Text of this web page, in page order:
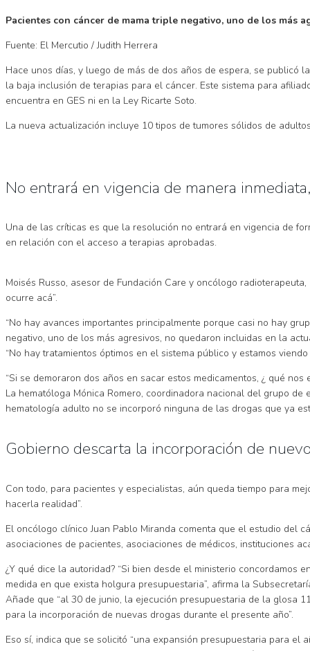
Pacientes con cáncer de mama triple negativo, uno de los más
Fuente: El Mercutio / Judith Herrera
Hace unos días, y luego de más de dos años de espera, se publicó
la baja inclusión de terapias para el cáncer. Este sistema para
encuentra en GES ni en la Ley Ricarte Soto.
La nueva actualización incluye 10 tipos de tumores sólidos de
No entrará en vigencia de manera
Una de las críticas es que la resolución no entrará en vigencia de
en relación con el acceso a terapias aprobadas.
Moisés Russo, asesor de Fundación Care y oncólogo
ocurre acá”.
“No hay avances importantes principalmente porque casi no hay
negativo, uno de los más agresivos, no quedaron incluidas en la
“No hay tratamientos óptimos en el sistema público y estamos
“Si se demoraron dos años en sacar estos medicamentos, ¿ qué
La hematóloga Mónica Romero, coordinadora nacional del grupo
hematología adulto no se incorporó ninguna de las drogas que ya
Gobierno descarta la incorporación de
Con todo, para pacientes y especialistas, aún queda tiempo para
hacerla realidad”.
El oncólogo clínico Juan Pablo Miranda comenta que el estudio del
asociaciones de pacientes, asociaciones de médicos, instituciones
¿Y qué dice la autoridad? “Si bien desde el ministerio
medida en que exista holgura presupuestaria”, afirma la
Añade que “al 30 de junio, la ejecución presupuestaria de la glosa
para la incorporación de nuevas drogas durante el presente año”.
Eso sí, indica que se solicitó “una expansión presupuestaria para